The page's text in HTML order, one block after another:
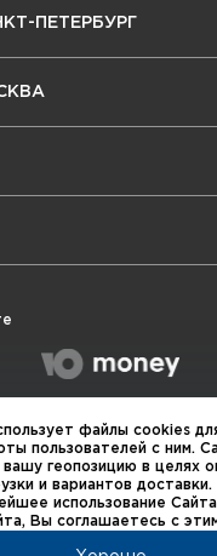
ПЕТЕРБУРГ
квартал"
файлы cookies
пользователей с ним.
вашу геопозицию в целях
и вариантов
использование
Вы соглашаетесь с